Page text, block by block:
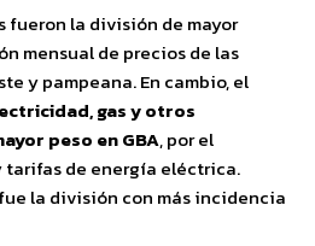
fueron la división de mayor
mensual de precios de las
y pampeana. En cambio, el
gas y otros
peso en GBA, por el
de energía eléctrica.
la división con más incidencia